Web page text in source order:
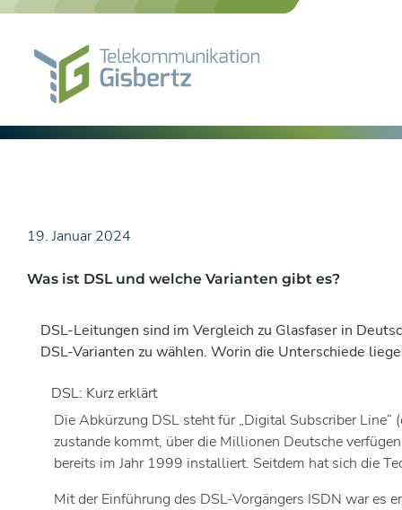
Skip
19. Januar 2024
Was ist DSL und welche Varianten gibt es?
DSL-Leitungen sind im Vergleich zu Glasfaser in
DSL-Varianten zu wählen. Worin die Unterschiede
DSL: Kurz erklärt
Die Abkürzung DSL steht für „Digital Subscriber
zustande kommt, über die Millionen Deutsche
bereits im Jahr 1999 installiert. Seitdem hat sich die
Mit der Einführung des DSL-Vorgängers ISDN war es